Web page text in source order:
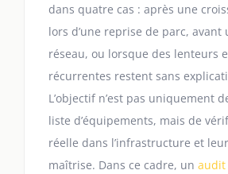
dans quatre cas : après une
lors d’une reprise de parc, avant
réseau, ou lorsque des lenteurs
récurrentes restent sans
L’objectif n’est pas uniquement
liste d’équipements, mais de
réelle dans l’infrastructure et
maîtrise. Dans ce cadre, un audit